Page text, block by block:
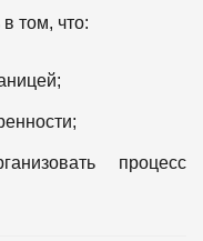
том, что:
процесс